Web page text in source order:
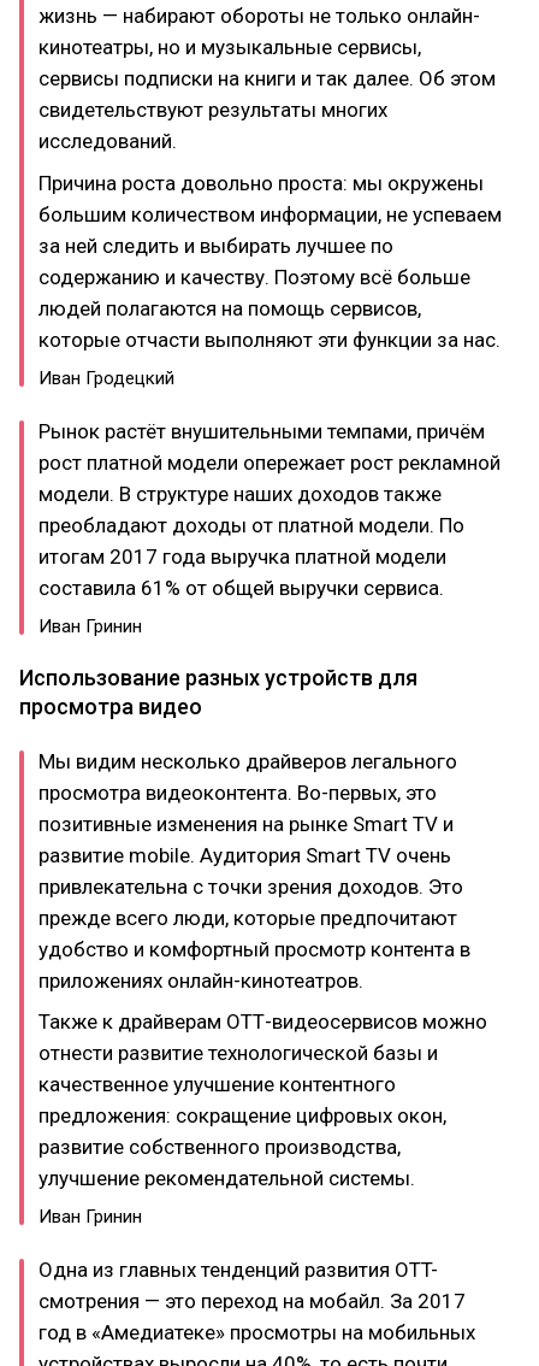
жизнь — набирают обороты не только онлайн-
кинотеатры, но и музыкальные сервисы,
сервисы подписки на книги и так далее. Об этом
свидетельствуют результаты многих
исследований.
Причина роста довольно проста: мы окружены
большим количеством информации, не успеваем
за ней следить и выбирать лучшее по
содержанию и качеству. Поэтому всё больше
людей полагаются на помощь сервисов,
которые отчасти выполняют эти функции за нас.
Иван Гродецкий
Рынок растёт внушительными темпами, причём
рост платной модели опережает рост рекламной
модели. В структуре наших доходов также
преобладают доходы от платной модели. По
итогам 2017 года выручка платной модели
составила 61% от общей выручки сервиса.
Иван Гринин
Использование разных устройств для
просмотра видео
Мы видим несколько драйверов легального
просмотра видеоконтента. Во-первых, это
позитивные изменения на рынке Smart TV и
развитие mobile. Аудитория Smart TV очень
привлекательна с точки зрения доходов. Это
прежде всего люди, которые предпочитают
удобство и комфортный просмотр контента в
приложениях онлайн-кинотеатров.
Также к драйверам ОТТ-видеосервисов можно
отнести развитие технологической базы и
качественное улучшение контентного
предложения: сокращение цифровых окон,
развитие собственного производства,
улучшение рекомендательной системы.
Иван Гринин
Одна из главных тенденций развития OTT-
смотрения — это переход на мобайл. За 2017
год в «Амедиатеке» просмотры на мобильных